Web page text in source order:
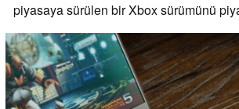
piyasaya sürülen bir Xbox sürümünü